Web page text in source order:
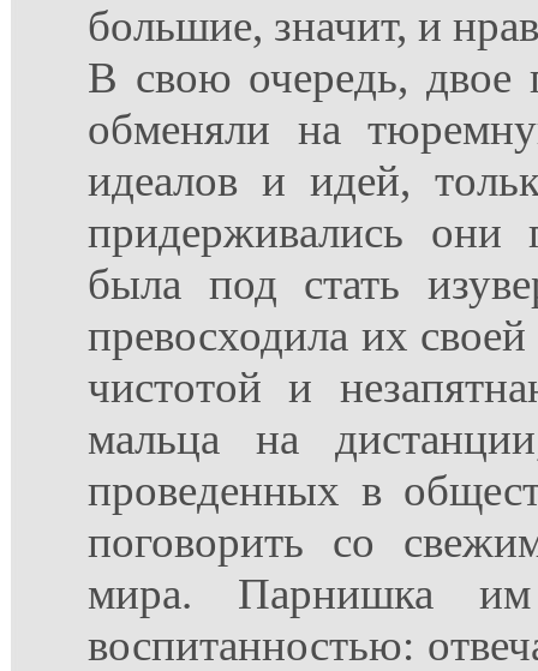
большие, значит, и
В свою очередь, двое
обменяли на
идеалов и идей,
придерживались
была под стать
превосходила их
чистотой и
мальца на
проведенных в
поговорить со
мира. Парнишка им
воспитанностью: